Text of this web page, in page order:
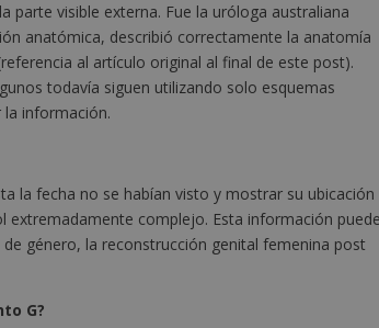
visible externa. Fue la uróloga australiana
anatómica, describió correctamente la anatomía
al artículo original al final de este post).
todavía siguen utilizando solo esquemas
la información.
la fecha no se habían visto y mostrar su ubicación
extremadamente complejo. Esta información
género, la reconstrucción genital femenina post
G?